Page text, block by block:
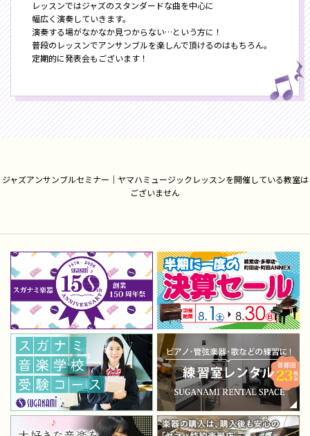
レッスンではジャズのスタンダードな曲を中心に
幅広く演奏していきます。
演奏する場がなかなか見つからない…という方に！
普段のレッスンでアンサンブルを楽しんで頂けるのはもちろん。
定期的に発表会もございます！
ジャズアンサンブルセミナー｜ヤマハミュージックレッスンを開催している教室は
ございません